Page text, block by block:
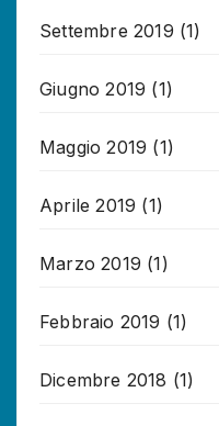
Settembre 2019 (1)
Giugno 2019 (1)
Maggio 2019 (1)
Aprile 2019 (1)
Marzo 2019 (1)
Febbraio 2019 (1)
Dicembre 2018 (1)